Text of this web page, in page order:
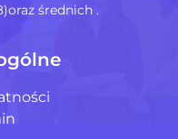
średnich .